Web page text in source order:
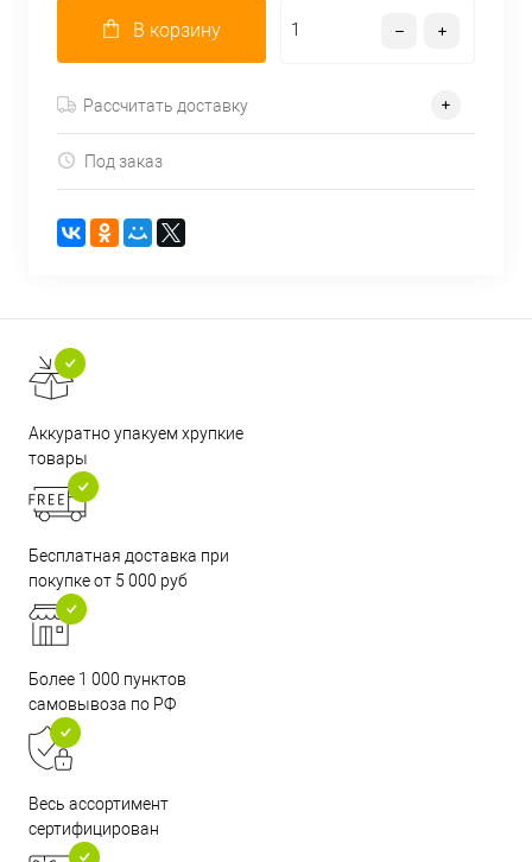
В корзину
Рассчитать доставку
Под заказ
Аккуратно упакуем хрупкие
товары
Бесплатная доставка при
покупке от 5 000 руб
Более 1 000 пунктов
самовывоза по РФ
Весь ассортимент
сертифицирован